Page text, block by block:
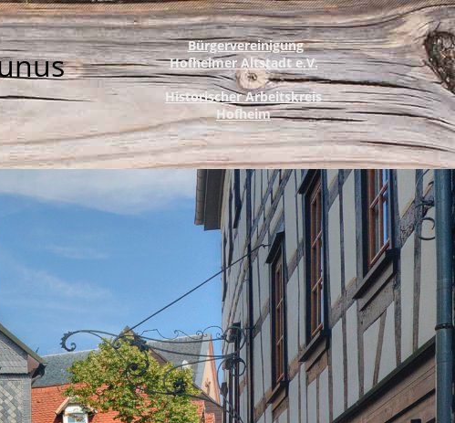
Bürgervereinigung
Hofheimer Altstadt e.V.
Historischer Arbeitskreis
Hofheim